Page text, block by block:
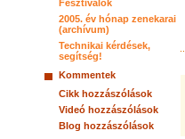
Fesztiválok
2005. év hónap zenekarai
(archívum)
Technikai kérdések,
segítség!
Kommentek
Cikk hozzászólások
Videó hozzászólások
Blog hozzászólások